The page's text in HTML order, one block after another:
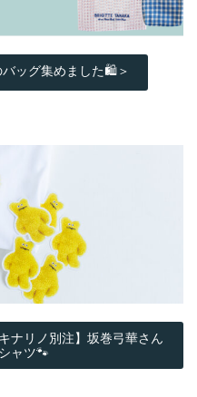
ッグ集めました🛍️＞
ナリノ別注】坂巻弓華さん
ャツ🐾